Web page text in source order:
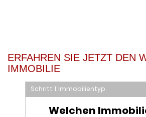
ERFAHREN SIE JETZT DEN
IMMOBILIE